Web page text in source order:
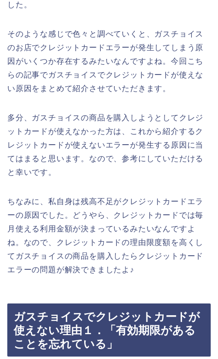
した。
そのような感じで色々と調べていくと、ガスチョイス
のお店でクレジットカードエラーが発生してしまう原
因がいくつか存在するみたいなんですよね。今回こち
らの記事でガスチョイスでクレジットカードが使えな
い原因をまとめて紹介させていただきます。
多分、ガスチョイスの商品を購入しようとしてクレジ
ットカードが使えなかった方は、これから紹介するク
レジットカードが使えないエラーが発生する原因に当
てはまると思います。なので、参考にしていただける
と幸いです。
ちなみに、私自身は残高不足がクレジットカードエラ
ーの原因でした。どうやら、クレジットカードでは毎
月使える利用金額が決まっているみたいなんですよ
ね。なので、クレジットカードの理由限度額を高くし
てガスチョイスの商品を購入したらクレジットカード
エラーの問題が解決できましたよ♪
ガスチョイスでクレジットカードが
使えない理由１．「有効期限がある
ことを忘れている」